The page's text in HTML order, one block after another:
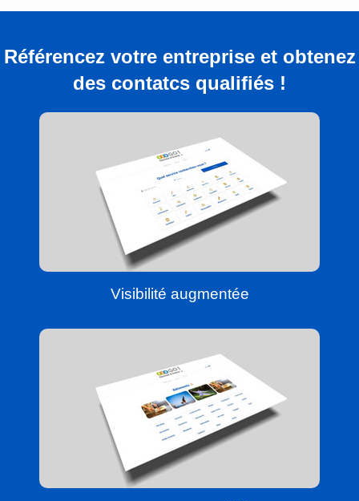
Référencez votre entreprise et obtenez
des contatcs qualifiés !
Visibilité augmentée